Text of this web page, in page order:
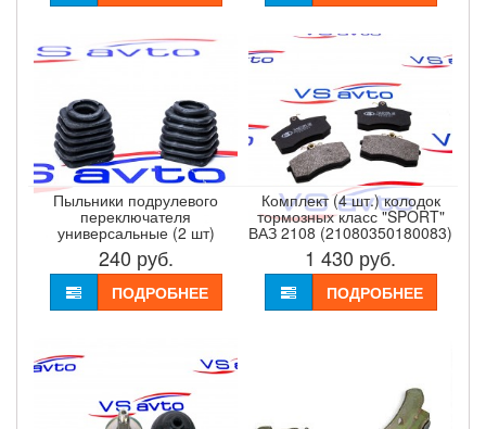
Пыльники подрулевого
переключателя
универсальные (2 шт)
240 руб.
ПОДРОБНЕЕ
Комплект (4 шт.) колодок
тормозных класс "SPORT"
ВАЗ 2108 (21080350180083)
1 430 руб.
ПОДРОБНЕЕ